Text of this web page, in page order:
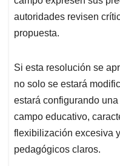
autoridades revisen
propuesta.
Si esta resolución se
no solo se estará
estará configurando
campo educativo,
flexibilización excesiva
pedagógicos claros.